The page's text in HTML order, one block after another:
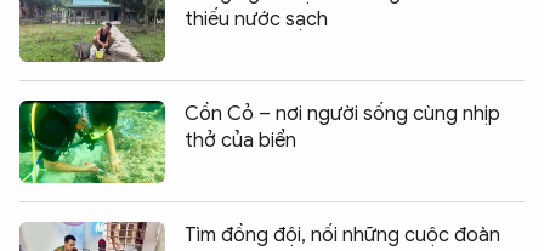
thiếu nước sạch
Cồn Cỏ – nơi người sống cùng nhịp
thở của biển
Tìm đồng đội, nối những cuộc đoàn